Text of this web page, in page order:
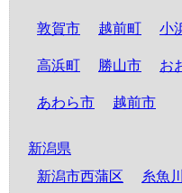
敦賀市 越前町 小
高浜町 勝山市 お
あわら市 越前市
新潟県
新潟市西蒲区
糸魚